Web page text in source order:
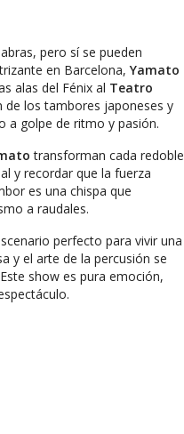
pero sí se pueden
en Barcelona, Yamato
alas del Fénix al Teatro
de los tambores japoneses y
a golpe de ritmo y pasión.
transforman cada redoble
y recordar que la fuerza
es una chispa que
a raudales.
perfecto para vivir una
y el arte de la percusión se
show es pura emoción,
de la cultura japonesa y la
o en pareja, sobre todo si